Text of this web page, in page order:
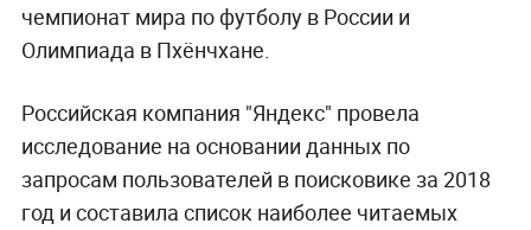
чемпионат мира по футболу в России и
Олимпиада в Пхёнчхане.
Российская компания "Яндекс" провела
исследование на основании данных по
запросам пользователей в поисковике за 2018
год и составила список наиболее читаемых